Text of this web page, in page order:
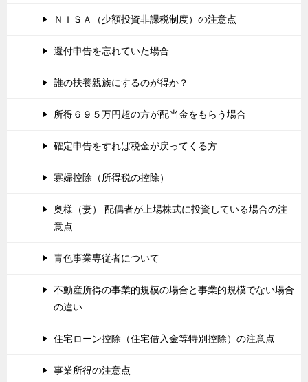
ＮＩＳＡ（少額投資非課税制度）の注意点
還付申告を忘れていた場合
誰の扶養親族にするのが得か？
所得６９５万円超の方が配当金をもらう場合
確定申告をすれば税金が戻ってくる方
寡婦控除（所得税の控除）
奥様（妻） 配偶者が上場株式に投資している場合の注
意点
青色事業専従者について
不動産所得の事業的規模の場合と事業的規模でない場合
の違い
住宅ローン控除（住宅借入金等特別控除）の注意点
事業所得の注意点